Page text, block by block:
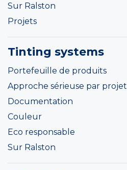
Sur Ralston
Projets
Tinting systems
Portefeuille de produits
Approche sérieuse par projet
Documentation
Couleur
Eco responsable
Sur Ralston